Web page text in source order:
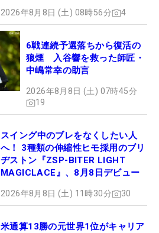
2026年8月8日 (土) 08時56分 4
6戦連続予選落ちから復活の
狼煙 入谷響を救った師匠・
中嶋常幸の助言
2026年8月8日 (土) 07時45分
19
スイング中のブレをなくしたい人
へ！ 3種類の伸縮性ヒモ採用のブリ
ヂストン『ZSP-BITER LIGHT
MAGICLACE』、8月8日デビュー
2026年8月8日 (土) 11時30分 30
米通算13勝の元世界1位がキャリア